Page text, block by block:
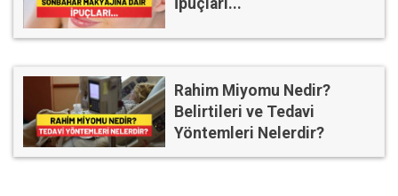
Rahim Miyomu Nedir?
Belirtileri ve Tedavi
Yöntemleri Nelerdir?